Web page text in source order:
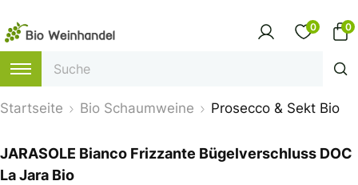
0 0
Startseite Bio Schaumweine Prosecco & Sekt Bio
JARASOLE Bianco Frizzante Bügelverschluss DOC
La Jara Bio